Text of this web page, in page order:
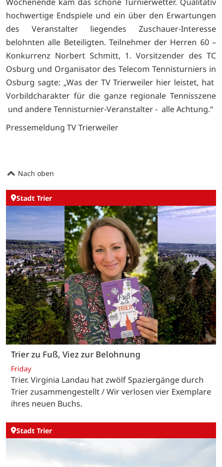
hochwertige Endspiele und ein über den Erwartungen
des Veranstalter liegendes Zuschauer-Interesse
belohnten alle Beteiligten. Teilnehmer der Herren 60 –
Konkurrenz Norbert Schmitt, 1. Vorsitzender des TC
Osburg und Organisator des Telecom Tennisturniers in
Osburg sagte: „Was der TV Trierweiler hier leistet, hat
Vorbildcharakter für die ganze regionale Tennisszene
und andere Tennisturnier-Veranstalter - alle Achtung.“
Pressemeldung TV Trierweiler
Nach oben
Stadt Trier
Trier zu Fuß, Viez zur Belohnung
Friday
Trier. Virginia Landau hat zwölf Spaziergänge durch
Trier zusammengestellt / Wir verlosen vier Exemplare
ihres neuen Buchs.
Stadt Trier